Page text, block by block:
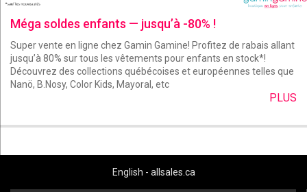
Méga soldes enfants — jusqu’à -80% !
Super vente en ligne chez Gamin Gamine! Profitez de rabais allant
jusqu’à 80% sur tous les vêtements pour enfants en stock*!
Découvrez des collections québécoises et européennes telles que
Nanö, B.Nosy, Color Kids, Mayoral, etc
PLUS
English - allsales.ca